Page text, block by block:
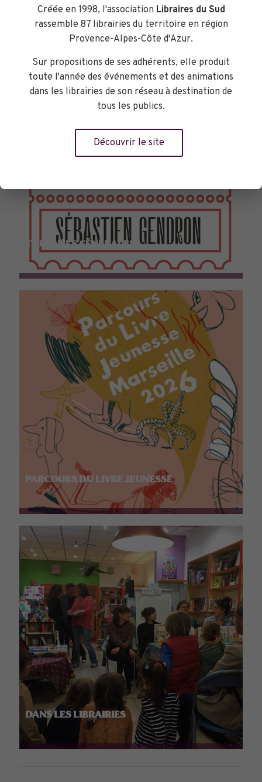
TOURNÉES GÉNÉRALES
PARCOURS DU LIVRE JEUNESSE
DANS LES LIBRAIRIES
Créée en 1998, l'association Libraires du Sud
rassemble 87 librairies du territoire en région
Provence-Alpes-Côte d'Azur.
Sur propositions de ses adhérents, elle produit
toute l'année des événements et des animations
dans les librairies de son réseau à destination de
tous les publics.
Découvrir le site